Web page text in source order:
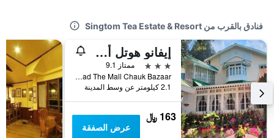
فنادق بالقرب من Singtom Tea Estate & Resort
إيفانو هوتل أههيرتيدج بروبرتي
3 نجوم
ممتاز 9.1
Road The Mall Chauk Bazaar, دارجيلنغ, الهند
2.1 كيلومتر عن وسط المدينة
163 ﷼
عرض الصفقة